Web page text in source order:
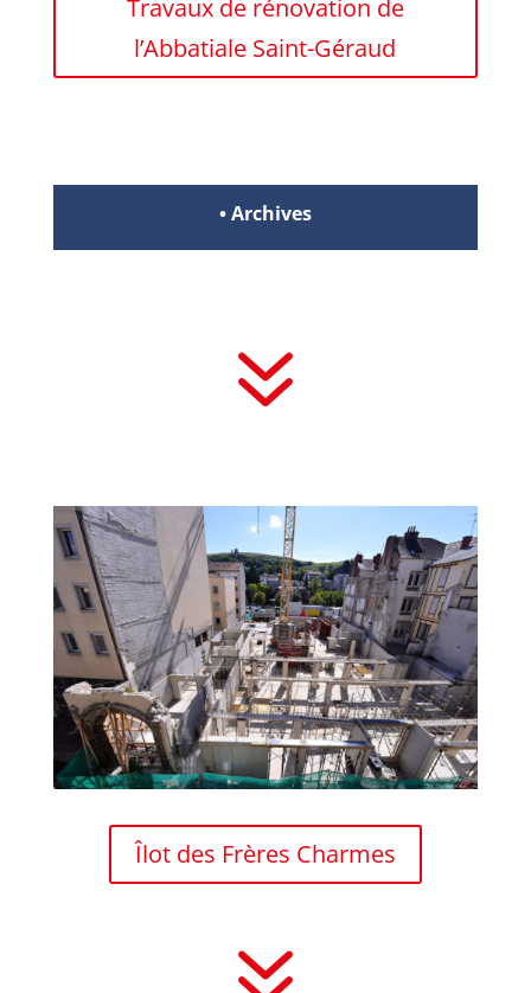
Travaux de rénovation de
l’Abbatiale Saint-Géraud
• Archives
7
Îlot des Frères Charmes